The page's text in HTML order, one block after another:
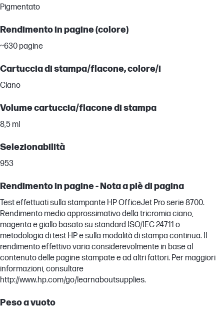
Pigmentato
Rendimento in pagine (colore)
~630 pagine
Cartuccia di stampa/flacone, colore/i
Ciano
Volume cartuccia/flacone di stampa
8,5 ml
Selezionabilità
953
Rendimento in pagine - Nota a piè di pagina
Test effettuati sulla stampante HP OfficeJet Pro serie 8700.
Rendimento medio approssimativo della tricromia ciano,
magenta e giallo basato su standard ISO/IEC 24711 o
metodologia di test HP e sulla modalità di stampa continua. Il
rendimento effettivo varia considerevolmente in base al
contenuto delle pagine stampate e ad altri fattori. Per maggiori
informazioni, consultare
http://www.hp.com/go/learnaboutsupplies.
Peso a vuoto